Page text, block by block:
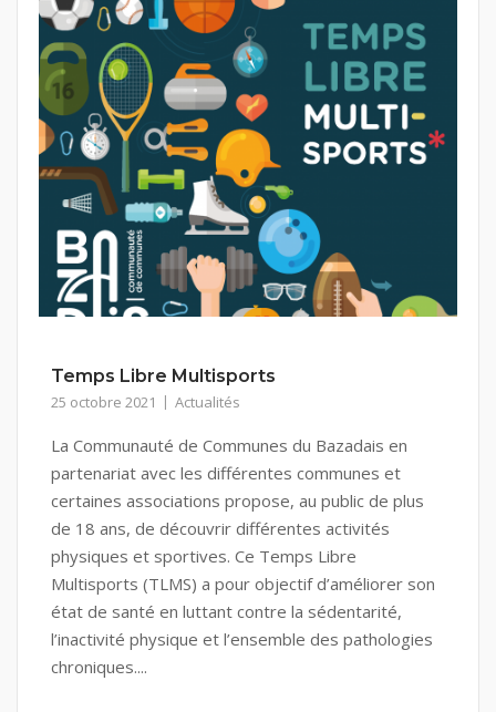
Temps Libre Multisports
25 octobre 2021 Actualités
La Communauté de Communes du Bazadais en
partenariat avec les différentes communes et
certaines associations propose, au public de plus
de 18 ans, de découvrir différentes activités
physiques et sportives. Ce Temps Libre
Multisports (TLMS) a pour objectif d’améliorer son
état de santé en luttant contre la sédentarité,
l’inactivité physique et l’ensemble des pathologies
chroniques....